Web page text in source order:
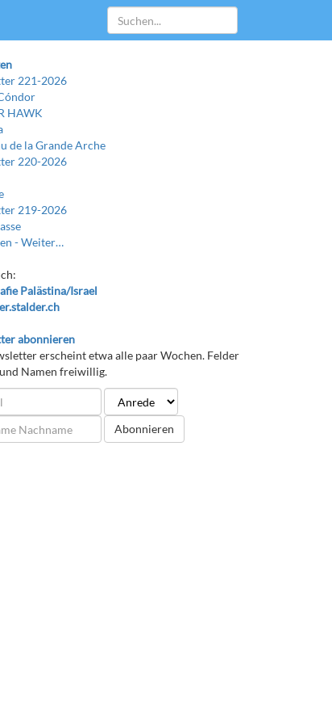
221-2026
HAWK
de la Grande Arche
220-2026
219-2026
-Weiter…
Palästina/Israel
abonnieren
erscheint etwa alle paar Wochen. Felder
Namen freiwillig.
Abonnieren